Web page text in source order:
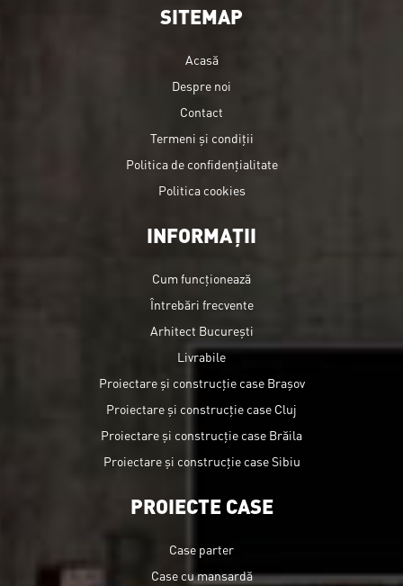
SITEMAP
Acasă
Despre noi
Contact
Termeni și condiții
Politica de confidențialitate
Politica cookies
INFORMAȚII
Cum funcționează
Întrebări frecvente
Arhitect București
Livrabile
Proiectare și construcție case Brașov
Proiectare și construcție case Cluj
Proiectare și construcție case Brăila
Proiectare și construcție case Sibiu
PROIECTE CASE
Case parter
Case cu mansardă